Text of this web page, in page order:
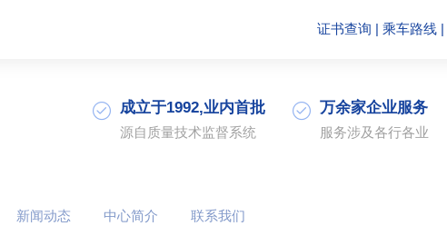
证书查询 | 乘车路线 |
成立于1992,业内首批
源自质量技术监督系统
万余家企业服务
服务涉及各行各业
新闻动态 中心简介 联系我们